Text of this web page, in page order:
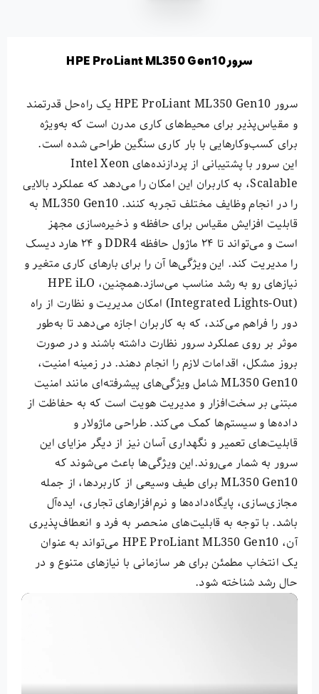
سرور HPE ProLiant ML350 Gen10
سرور HPE ProLiant ML350 Gen10 یک راه‌حل قدرتمند
و مقیاس‌پذیر برای محیط‌های کاری مدرن است که به‌ویژه
برای کسب‌وکارهایی با بار کاری سنگین طراحی شده است.
این سرور با پشتیبانی از پردازنده‌های Intel Xeon
Scalable، به کاربران این امکان را می‌دهد که عملکرد بالایی
را در انجام وظایف مختلف تجربه کنند. ML350 Gen10 به
قابلیت افزایش مقیاس برای حافظه و ذخیره‌سازی مجهز
است و می‌تواند تا ۲۴ ماژول حافظه DDR4 و ۲۴ هارد دیسک
را مدیریت کند. این ویژگی‌ها آن را برای بارهای کاری متغیر و
نیازهای رو به رشد مناسب می‌سازد.همچنین، HPE iLO
(Integrated Lights-Out) امکان مدیریت و نظارت از راه
دور را فراهم می‌کند، که به کاربران اجازه می‌دهد تا به‌طور
موثر بر روی عملکرد سرور نظارت داشته باشند و در صورت
بروز مشکل، اقدامات لازم را انجام دهند. در زمینه امنیت،
ML350 Gen10 شامل ویژگی‌های پیشرفته‌ای مانند امنیت
مبتنی بر سخت‌افزار و مدیریت هویت است که به حفاظت از
داده‌ها و سیستم‌ها کمک می‌کند. طراحی ماژولار و
قابلیت‌های تعمیر و نگهداری آسان نیز از دیگر مزایای این
سرور به شمار می‌روند.این ویژگی‌ها باعث می‌شوند که
ML350 Gen10 برای طیف وسیعی از کاربردها، از جمله
مجازی‌سازی، پایگاه‌داده‌ها و نرم‌افزارهای تجاری، ایده‌آل
باشد. با توجه به قابلیت‌های منحصر به فرد و انعطاف‌پذیری
آن، HPE ProLiant ML350 Gen10 می‌تواند به عنوان
یک انتخاب مطمئن برای هر سازمانی با نیازهای متنوع و در
حال رشد شناخته شود.